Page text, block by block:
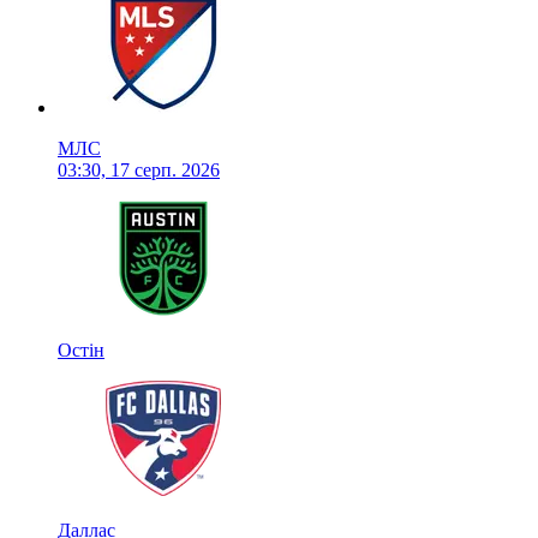
МЛС
03:30, 17 серп. 2026
Остін
Даллас